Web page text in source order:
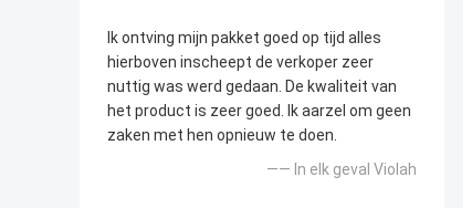
Ik ontving mijn pakket goed op tijd alles
hierboven inscheept de verkoper zeer
nuttig was werd gedaan. De kwaliteit van
het product is zeer goed. Ik aarzel om geen
zaken met hen opnieuw te doen.
—— In elk geval Violah